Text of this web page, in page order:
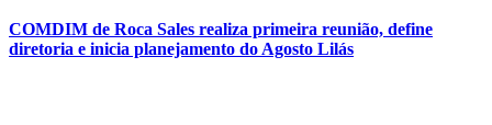
COMDIM de Roca Sales realiza primeira reunião, define
diretoria e inicia planejamento do Agosto Lilás